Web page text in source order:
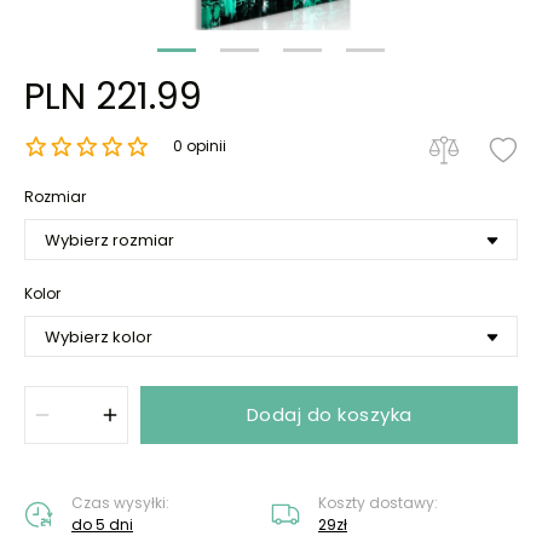
PLN 221.99
0 opinii
Rozmiar
Kolor
Dodaj do koszyka
Czas wysyłki:
do 5 dni
Koszty dostawy:
29zł